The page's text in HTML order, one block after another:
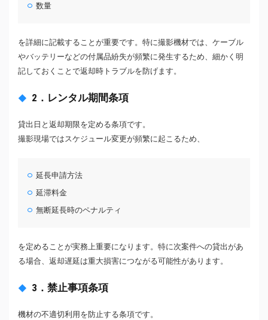
数量
を詳細に記載することが重要です。特に撮影機材では、ケーブル
やバッテリーなどの付属品紛失が頻繁に発生するため、細かく明
記しておくことで返却時トラブルを防げます。
2．レンタル期間条項
貸出日と返却期限を定める条項です。
撮影現場ではスケジュール変更が頻繁に起こるため、
延長申請方法
延滞料金
無断延長時のペナルティ
を定めることが実務上重要になります。特に次案件への貸出があ
る場合、返却遅延は重大損害につながる可能性があります。
3．禁止事項条項
機材の不適切利用を防止する条項です。